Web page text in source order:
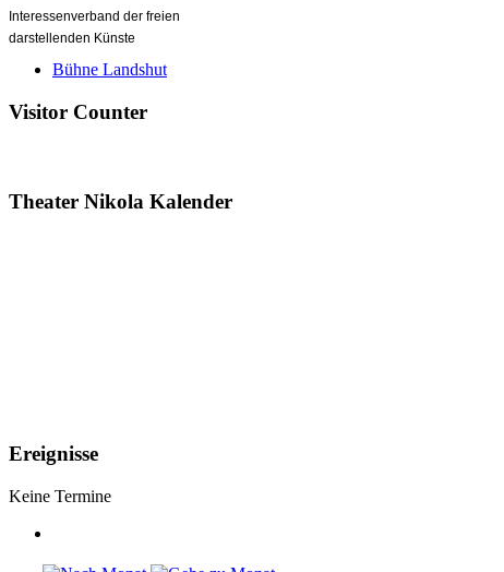
Interessenverband der freien
darstellenden Künste
Bühne Landshut
Visitor Counter
Theater Nikola Kalender
Ereignisse
Keine Termine